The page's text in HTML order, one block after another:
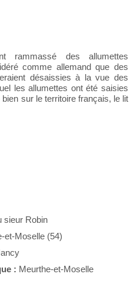
rammassé des allumettes
comme allemand que des
désaissies à la vue des
les allumettes ont été saisies
sur le territoire français, le lit
sieur Robin
et-Moselle (54)
: Meurthe-et-Moselle